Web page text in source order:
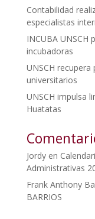
Contabilidad
especialistas
INCUBA UNSCH
incubadoras
UNSCH
universitarios
UNSCH impulsa
Huatatas
Jordyen
Administrativas
Frank Anthony
BARRIOS